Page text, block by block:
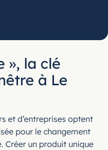
», la clé
à Le
et d’entreprises optent
pour le changement
Créer un produit unique